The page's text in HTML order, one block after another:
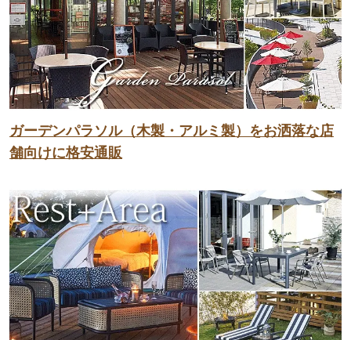
ガーデンパラソル（木製・アルミ製）をお洒落な店
舗向けに格安通販